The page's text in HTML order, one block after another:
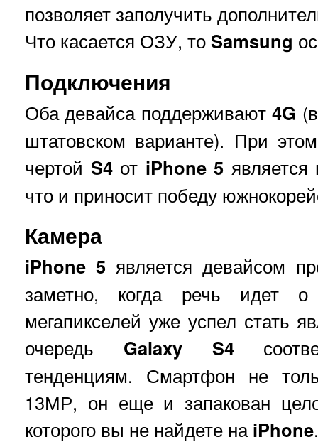
позволяет заполучить
Что касается ОЗУ, тоSamsung
Подключения
Оба девайса поддерживают4G
штатовском варианте). При
чертой S4от iPhone 5
что и приносит победу
Камера
iPhone 5 является девайсом
заметно, когда речь идет
мегапикселей уже успел стать
очередь Galaxy S4
тенденциям. Смартфон не
13МР, он еще и запакован
которого вы не найдете наiPhone